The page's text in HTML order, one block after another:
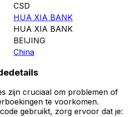
CSD
HUA XIA BANK
HUA XIA BANK
BEIJING
China
zijn cruciaal om problemen of
te voorkomen.
gebruikt, zorg ervoor dat je: